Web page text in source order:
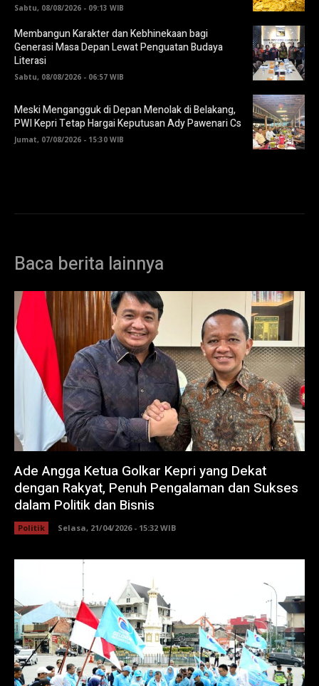
Sabtu, 08/08/2026 - 09:13 WIB
Membangun Karakter dan Kebhinekaan bagi
Generasi Masa Depan Lewat Penguatan Budaya
Literasi
Sabtu, 08/08/2026 - 06:57 WIB
Meski Mengangguk di Depan Menolak di Belakang,
PWI Kepri Tetap Hargai Keputusan Ady Pawenari Cs
Jumat, 07/08/2026 - 15:30 WIB
Baca berita lainnya
Ade Angga Ketua Golkar Kepri yang Dekat
dengan Rakyat, Penuh Pengalaman dan Sukses
dalam Politik dan Bisnis
Politik Selasa, 21/04/2026 - 15:32 WIB